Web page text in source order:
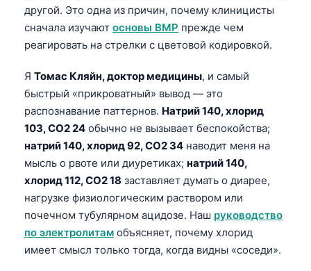
другой. Это одна из причин, почему клиницисты
сначала изучают основы BMP прежде чем
реагировать на стрелки с цветовой кодировкой.
Я Томас Кляйн, доктор медицины, и самый
быстрый «прикроватный» вывод — это
распознавание паттернов. Натрий 140, хлорид
103, CO2 24 обычно не вызывает беспокойства;
натрий 140, хлорид 92, CO2 34 наводит меня на
мысль о рвоте или диуретиках; натрий 140,
хлорид 112, CO2 18 заставляет думать о диарее,
нагрузке физиологическим раствором или
почечном тубулярном ацидозе. Наш руководство
по электролитам объясняет, почему хлорид
имеет смысл только тогда, когда видны «соседи».